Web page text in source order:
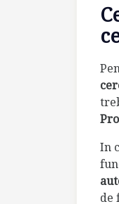
In
de